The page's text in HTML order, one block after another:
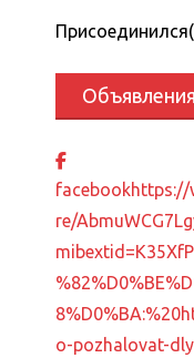
facebookhttps://
re/
o-pozhalovat-